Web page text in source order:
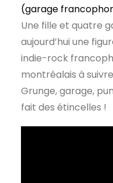
(garage
Une fille et quatre
aujourd’hui une
indie-rock
montréalais à suivre
Grunge, garage,
fait des étincelles !